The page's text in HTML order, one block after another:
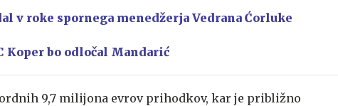
v roke spornega menedžerja Vedrana Ćorluke
Koper bo odločal Mandarić
9,7 milijona evrov prihodkov, kar je približno